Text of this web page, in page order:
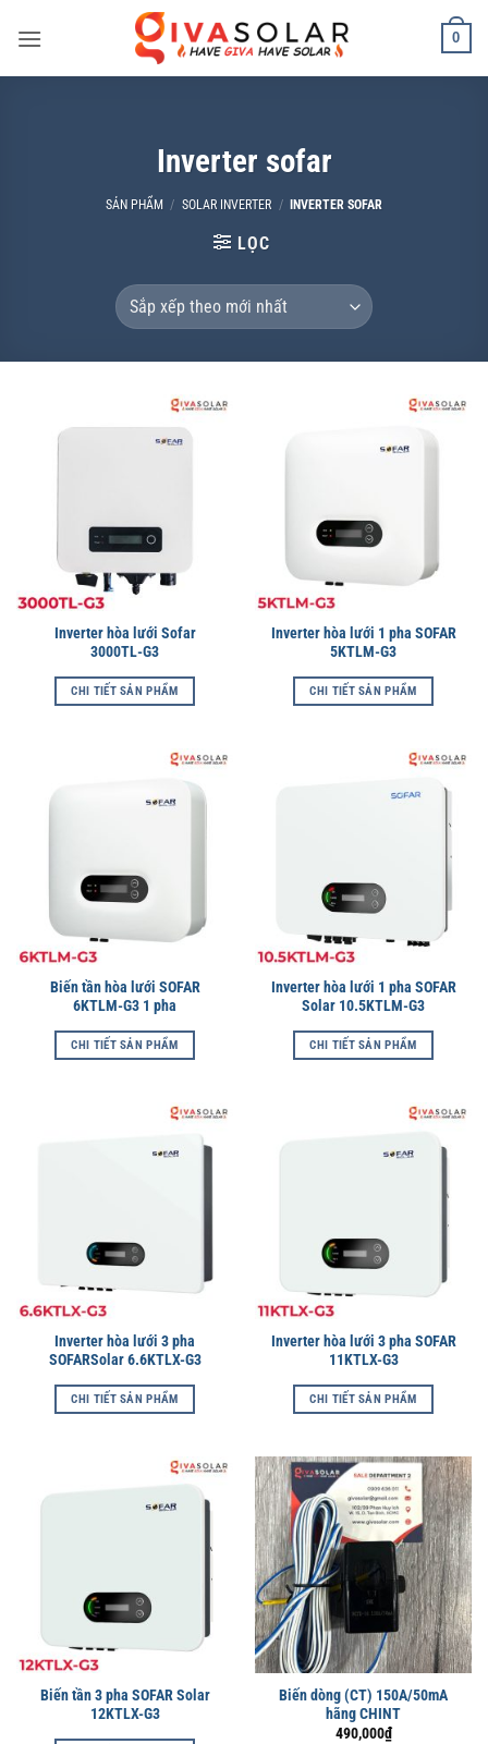
qua
0
Inverter sofar
SẢN PHẨM / SOLAR INVERTER / INVERTER SOFAR
LỌC
Inverter hòa lưới Sofar
3000TL-G3
CHI TIẾT SẢN PHẨM
Inverter hòa lưới 1 pha SOFAR
5KTLM-G3
CHI TIẾT SẢN PHẨM
Biến tần hòa lưới SOFAR
6KTLM-G3 1 pha
CHI TIẾT SẢN PHẨM
Inverter hòa lưới 1 pha SOFAR
Solar 10.5KTLM-G3
CHI TIẾT SẢN PHẨM
Inverter hòa lưới 3 pha
SOFARSolar 6.6KTLX-G3
CHI TIẾT SẢN PHẨM
Inverter hòa lưới 3 pha SOFAR
11KTLX-G3
CHI TIẾT SẢN PHẨM
Biến tần 3 pha SOFAR Solar
12KTLX-G3
Biến dòng (CT) 150A/50mA
hãng CHINT
490,000₫